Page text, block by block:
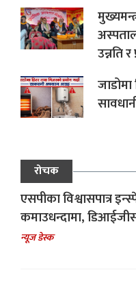
उन्नति
जाडोमा
रोचक
एसपीका विश्वासपात्र
कमाउधन्दामा,
न्यूज डेस्क